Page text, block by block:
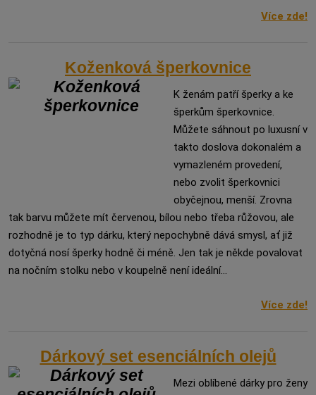
Více zde!
Koženková šperkovnice
K ženám patří šperky a ke
šperkům šperkovnice.
Můžete sáhnout po luxusní v
takto doslova dokonalém a
vymazleném provedení,
nebo zvolit šperkovnici
obyčejnou, menší. Zrovna
tak barvu můžete mít červenou, bílou nebo třeba růžovou, ale
rozhodně je to typ dárku, který nepochybně dává smysl, ať již
dotyčná nosí šperky hodně či méně. Jen tak je někde povalovat
na nočním stolku nebo v koupelně není ideální...
Více zde!
Dárkový set esenciálních olejů
Mezi oblíbené dárky pro ženy